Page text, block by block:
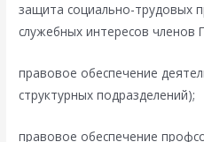
защита социально-трудовых
служебных интересов членов
правовое обеспечение
структурных подразделений);
правовое обеспечение